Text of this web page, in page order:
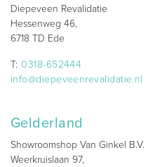
Diepeveen Revalidatie
Hessenweg 46,
6718 TD Ede
T:0318-652444
info@diepeveenrevalidatie.nl
Gelderland
Showroomshop Van Ginkel B.V.
Weerkruislaan 97,